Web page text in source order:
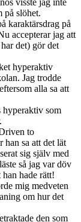
på slöhet.
karaktärsdrag på
accepterar jag att
det) gör det
hyperaktiv
Jag trodde
alla sa att
hyperaktiv som
to
han sa att det lät
sig själv med
så jag var döv
hade rätt!
mig medveten
om hur det
den som